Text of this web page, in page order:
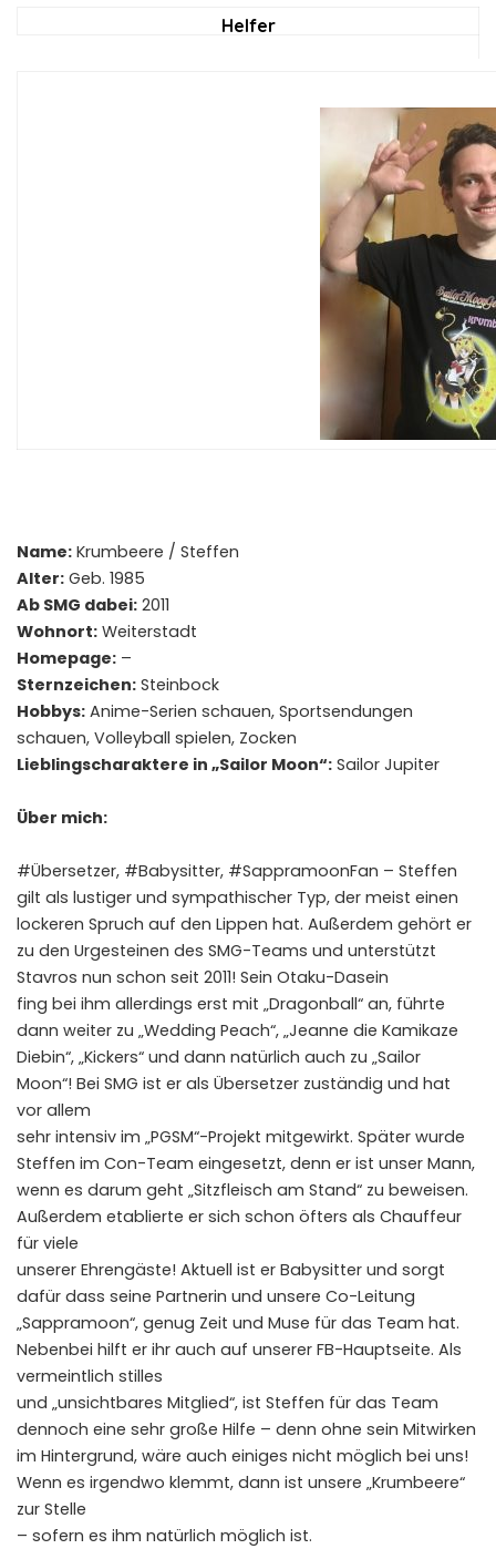
Helfer
Name: Krumbeere / Steffen
Alter: Geb. 1985
Ab SMG dabei: 2011
Wohnort: Weiterstadt
Homepage: –
Sternzeichen: Steinbock
Hobbys: Anime-Serien schauen, Sportsendungen
schauen, Volleyball spielen, Zocken
Lieblingscharaktere in „Sailor Moon“: Sailor Jupiter
Über mich:
#Übersetzer, #Babysitter, #SappramoonFan – Steffen
gilt als lustiger und sympathischer Typ, der meist einen
lockeren Spruch auf den Lippen hat. Außerdem gehört er
zu den Urgesteinen des SMG-Teams und unterstützt
Stavros nun schon seit 2011! Sein Otaku-Dasein
fing bei ihm allerdings erst mit „Dragonball“ an, führte
dann weiter zu „Wedding Peach“, „Jeanne die Kamikaze
Diebin“, „Kickers“ und dann natürlich auch zu „Sailor
Moon“! Bei SMG ist er als Übersetzer zuständig und hat
vor allem
sehr intensiv im „PGSM“-Projekt mitgewirkt. Später wurde
Steffen im Con-Team eingesetzt, denn er ist unser Mann,
wenn es darum geht „Sitzfleisch am Stand“ zu beweisen.
Außerdem etablierte er sich schon öfters als Chauffeur
für viele
unserer Ehrengäste! Aktuell ist er Babysitter und sorgt
dafür dass seine Partnerin und unsere Co-Leitung
„Sappramoon“, genug Zeit und Muse für das Team hat.
Nebenbei hilft er ihr auch auf unserer FB-Hauptseite. Als
vermeintlich stilles
und „unsichtbares Mitglied“, ist Steffen für das Team
dennoch eine sehr große Hilfe – denn ohne sein Mitwirken
im Hintergrund, wäre auch einiges nicht möglich bei uns!
Wenn es irgendwo klemmt, dann ist unsere „Krumbeere“
zur Stelle
– sofern es ihm natürlich möglich ist.